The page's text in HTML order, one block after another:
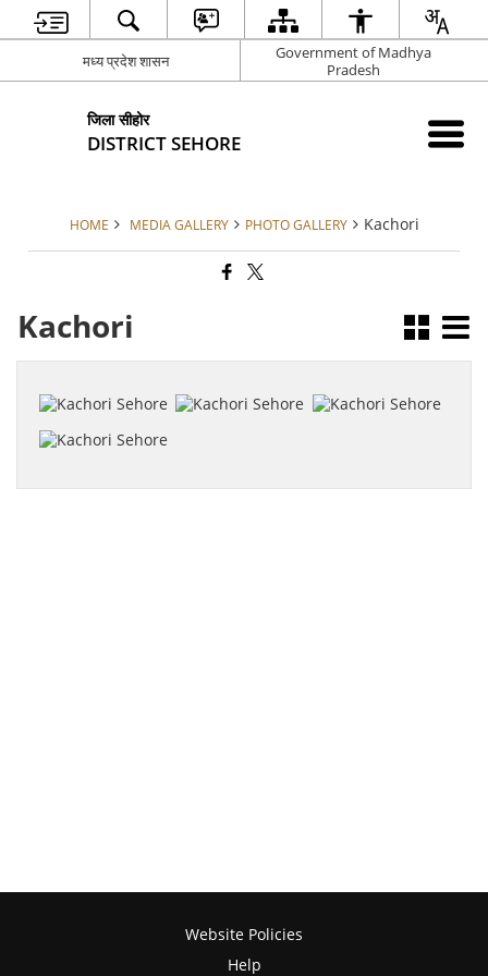
मध्य प्रदेश शासन
Government of Madhya
Pradesh
जिला सीहोर
DISTRICT SEHORE
HOME MEDIA GALLERY PHOTO GALLERY Kachori
Kachori
Website Policies
Help